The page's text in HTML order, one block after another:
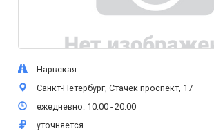
Нарвская
Санкт-Петербург, Стачек проспект, 17
ежедневно: 10:00 - 20:00
уточняется